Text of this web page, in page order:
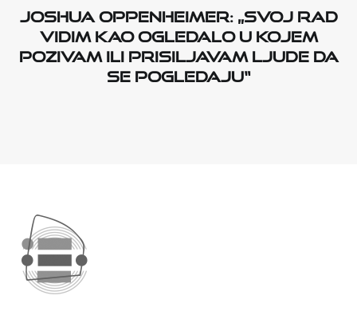
Joshua Oppenheimer: „Svoj rad
vidim kao ogledalo u kojem
pozivam ili prisiljavam ljude da
se pogledaju“